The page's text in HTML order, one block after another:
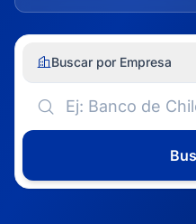
Buscar por Empresa